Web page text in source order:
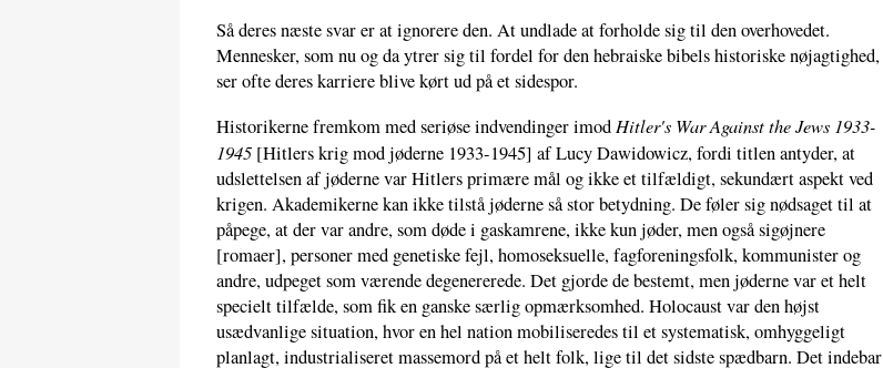
Så deres næste svar er at ignorere den. At undlade at forholde sig til den overhovedet.
Mennesker, som nu og da ytrer sig til fordel for den hebraiske bibels historiske nøjagtighed,
ser ofte deres karriere blive kørt ud på et sidespor.
Historikerne fremkom med seriøse indvendinger imod Hitler's War Against the Jews 1933-
1945 [Hitlers krig mod jøderne 1933-1945] af Lucy Dawidowicz, fordi titlen antyder, at
udslettelsen af jøderne var Hitlers primære mål og ikke et tilfældigt, sekundært aspekt ved
krigen. Akademikerne kan ikke tilstå jøderne så stor betydning. De føler sig nødsaget til at
påpege, at der var andre, som døde i gaskamrene, ikke kun jøder, men også sigøjnere
[romaer], personer med genetiske fejl, homoseksuelle, fagforeningsfolk, kommunister og
andre, udpeget som værende degenererede. Det gjorde de bestemt, men jøderne var et helt
specielt tilfælde, som fik en ganske særlig opmærksomhed. Holocaust var den højst
usædvanlige situation, hvor en hel nation mobiliseredes til et systematisk, omhyggeligt
planlagt, industrialiseret massemord på et helt folk, lige til det sidste spædbarn. Det indebar